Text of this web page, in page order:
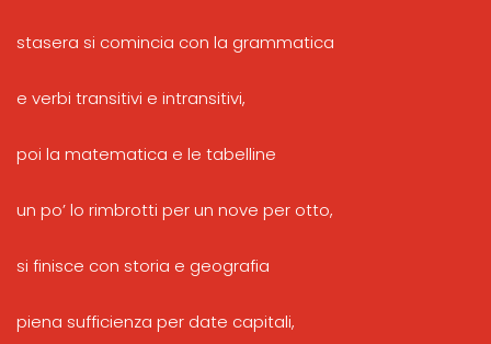
stasera si comincia con la grammatica
e verbi transitivi e intransitivi,
poi la matematica e le tabelline
un po’ lo rimbrotti per un nove per otto,
si finisce con storia e geografia
piena sufficienza per date capitali,